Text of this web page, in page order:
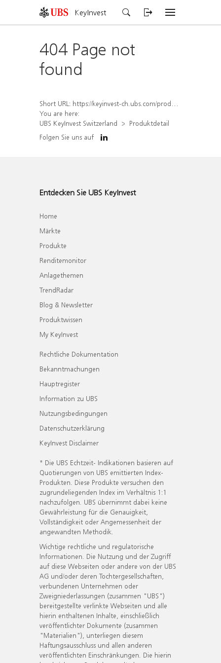
KeyInvest
404 Page not
found
Short URL: https://keyinvest-ch.ubs.com/produkt/detail/index/isin/CH1570485644
You are here:
UBS KeyInvest Switzerland
Produktdetail
Folgen Sie uns auf
Entdecken Sie UBS KeyInvest
Home
Märkte
Produkte
Renditemonitor
Anlagethemen
TrendRadar
Blog & Newsletter
Produktwissen
My KeyInvest
Rechtliche Dokumentation
Bekanntmachungen
Hauptregister
Information zu UBS
Nutzungsbedingungen
Datenschutzerklärung
KeyInvest Disclaimer
* Die UBS Echtzeit- Indikationen basieren auf
Quotierungen von UBS emittierten Index-
Produkten. Diese Produkte versuchen den
zugrundeliegenden Index im Verhältnis 1:1
nachzufolgen. UBS übernimmt dabei keine
Gewährleistung für die Genauigkeit,
Vollständigkeit oder Angemessenheit der
angewandten Methodik.
Wichtige rechtliche und regulatorische
Informationen. Die Nutzung und der Zugriff
auf diese Webseiten oder andere von der UBS
AG und/oder deren Tochtergesellschaften,
verbundenen Unternehmen oder
Zweigniederlassungen (zusammen "UBS")
bereitgestellte verlinkte Webseiten und alle
hierin enthaltenen Inhalte, einschließlich
veröffentlichter Dokumente (zusammen
"Materialien"), unterliegen diesem
Haftungsausschluss und allen anderen
veröffentlichten Einschränkungen. Die hierin